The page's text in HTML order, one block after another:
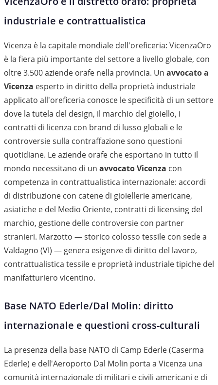
industriale e contrattualistica
Vicenza è la capitale mondiale dell'oreficeria: VicenzaOro
è la fiera più importante del settore a livello globale, con
oltre 3.500 aziende orafe nella provincia. Un avvocato a
Vicenza esperto in diritto della proprietà industriale
applicato all'oreficeria conosce le specificità di un settore
dove la tutela del design, il marchio del gioiello, i
contratti di licenza con brand di lusso globali e le
controversie sulla contraffazione sono questioni
quotidiane. Le aziende orafe che esportano in tutto il
mondo necessitano di un avvocato Vicenza con
competenza in contrattualistica internazionale: accordi
di distribuzione con catene di gioiellerie americane,
asiatiche e del Medio Oriente, contratti di licensing del
marchio, gestione delle controversie con partner
stranieri. Marzotto — storico colosso tessile con sede a
Valdagno (VI) — genera esigenze di diritto del lavoro,
contrattualistica tessile e proprietà industriale tipiche del
manifatturiero vicentino.
Base NATO Ederle/Dal Molin: diritto
internazionale e questioni cross-culturali
La presenza della base NATO di Camp Ederle (Caserma
Ederle) e dell'Aeroporto Dal Molin porta a Vicenza una
comunità internazionale di militari e civili americani e di